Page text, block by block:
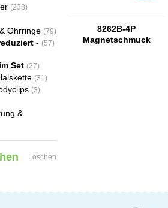
8262B-4P
Magnetschmuck
(238)
Ohrringe (79)
- (57)
Set (27)
(31)
(3)
&
Löschen